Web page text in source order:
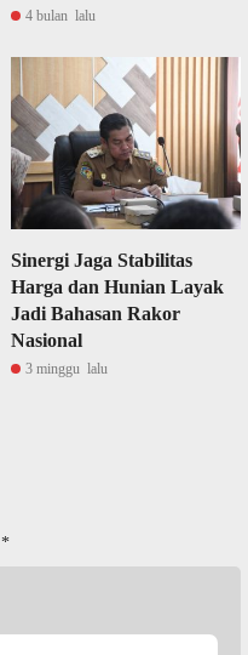
4 bulan lalu
Sinergi Jaga Stabilitas
Harga dan Hunian Layak
Jadi Bahasan Rakor
Nasional
3 minggu lalu
*